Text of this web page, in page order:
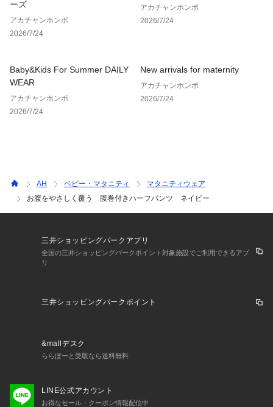
ーズ
アカチャンホンポ
2026/7/24
アカチャンホンポ
2026/7/24
Baby&Kids For Summer DAILY
WEAR
アカチャンホンポ
2026/7/24
New arrivals for maternity
アカチャンホンポ
2026/7/24
AH ベビー・マタニティ
マタニティウェア
お腹をやさしく覆う 腹巻付きハーフパンツ ネイビー
三井ショッピングパークアプリ
全国の三井ショッピングパークポイント対象施設でご利用できるアプ
リ
三井ショッピングパークポイント
&mallデスク
ららぽーと受取なら送料無料
LINE公式アカウント
お得なセール・クーポン情報配信中